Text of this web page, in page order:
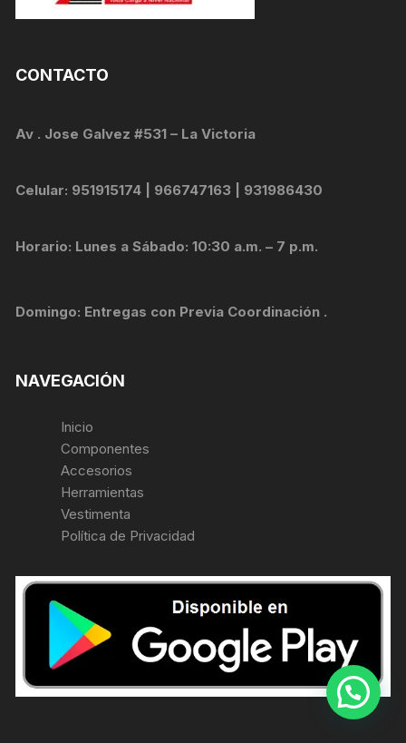
CONTACTO
Av . Jose Galvez #531 – La Victoria
Celular: 951915174 | 966747163 | 931986430
Horario: Lunes a Sábado: 10:30 a.m. – 7 p.m.
Domingo: Entregas con Previa Coordinación .
NAVEGACIÓN
Inicio
Componentes
Accesorios
Herramientas
Vestimenta
Política de Privacidad